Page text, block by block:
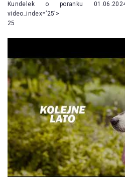
Kundelek o poranku
video_index=’25’>
25